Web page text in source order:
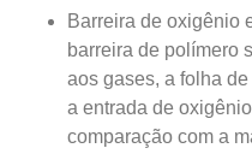
Barreira de oxigênio
barreira de polímero
aos gases, a folha
a entrada de
comparação com a